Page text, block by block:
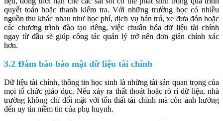
quyết toán hoặc thanh kiểm tra. Với những trường học có nhiều
nguồn thu khác nhau như học phí, dịch vụ bán trú, xe đưa đón hoặc
các chương trình đào tạo riêng, việc chuẩn hóa dữ liệu tài chính
ngay từ đầu sẽ giúp công tác quản lý trở nên đơn giản chính xác
hơn.
3.2 Đảm bảo bảo mật dữ liệu tài chính
Dữ liệu tài chính, thông tin học sinh là những tài sản quan trọng của
mọi tổ chức giáo dục. Nếu xảy ra thất thoát hoặc rò rỉ dữ liệu, nhà
trường không chỉ đối mặt với tổn thất tài chính mà còn ảnh hưởng
đến uy tín niềm tin của phụ huynh.